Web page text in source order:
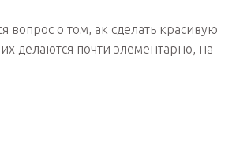
о том, ак сделать красивую
делаются почти элементарно, на